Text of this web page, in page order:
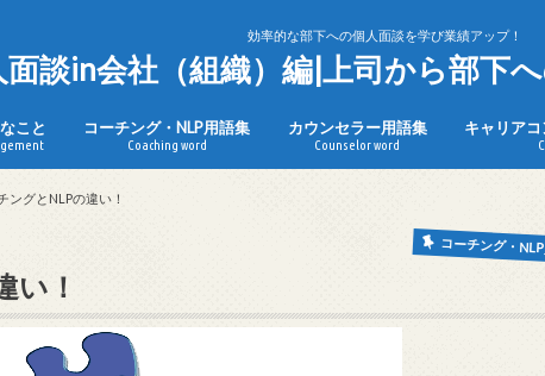
効率的な部下への個人面談を学び業績アップ！
面談in会社（組織）編|上司から部下
こと コーチング・NLP用語集
Coaching word
カウンセラー用語集
Counselor word
キャリア
ングとNLPの違い！
コーチング・
い！